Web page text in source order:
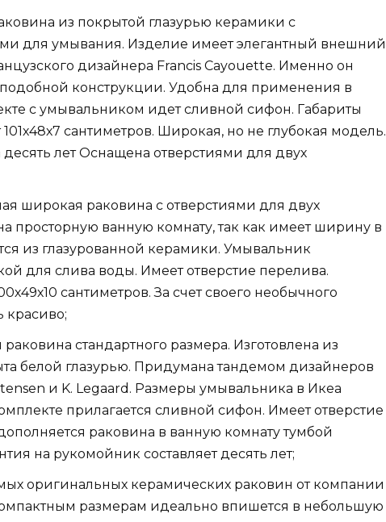
из покрытой глазурью керамики с
для умывания. Изделие имеет элегантный внешний
дизайнера Francis Cayouette. Именно он
подобной конструкции. Удобна для применения в
с умывальником идет сливной сифон. Габариты
сантиметров. Широкая, но не глубокая модель.
лет Оснащена отверстиями для двух
широкая раковина с отверстиями для двух
просторную ванную комнату, так как имеет ширину в
из глазурованной керамики. Умывальник
для слива воды. Имеет отверстие перелива.
сантиметров. За счет своего необычного
красиво;
стандартного размера. Изготовлена из
белой глазурью. Придумана тандемом дизайнеров
и K. Legaard. Размеры умывальника в Икеа
прилагается сливной сифон. Имеет отверстие
раковина в ванную комнату тумбой
на рукомойник составляет десять лет;
оригинальных керамических раковин от компании
размерам идеально впишется в небольшую